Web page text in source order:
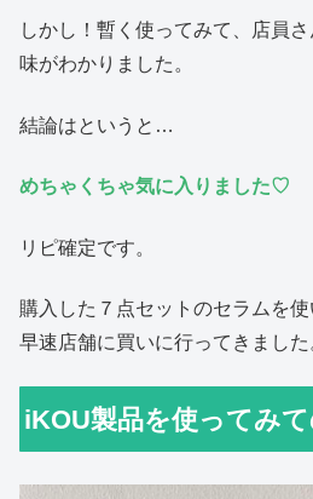
しかし！暫く使ってみて、店員
味がわかりました。
結論はというと…
めちゃくちゃ気に入りました♡
リピ確定です。
購入した７点セットのセラムを使
早速店舗に買いに行ってきました
iKOU製品を使ってみ